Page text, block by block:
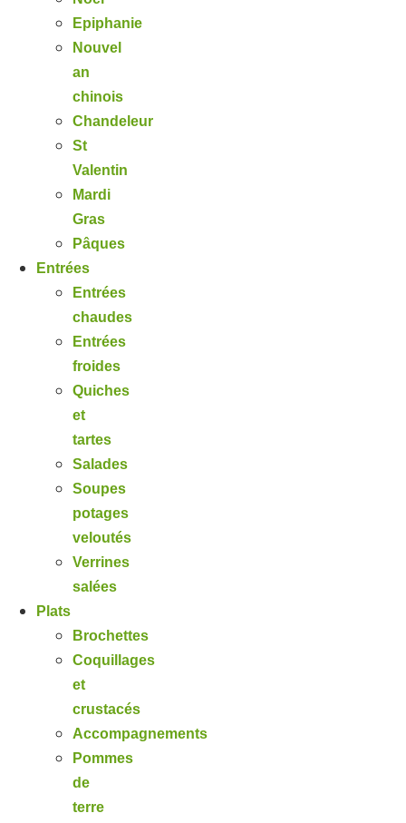
Epiphanie
Nouvel
an
chinois
Chandeleur
St
Valentin
Mardi
Gras
Pâques
Entrées
Entrées
chaudes
Entrées
froides
Quiches
et
tartes
Salades
Soupes
potages
veloutés
Verrines
salées
Plats
Brochettes
Coquillages
et
crustacés
Accompagnements
Pommes
de
terre